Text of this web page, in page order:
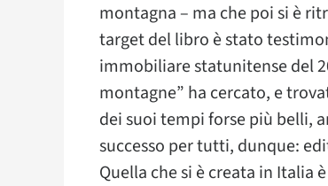
montagna – ma che poi si è
target del libro è stato
immobiliare statunitense del
montagne” ha cercato, e
dei suoi tempi forse più belli,
successo per tutti, dunque:
Quella che si è creata in Italia